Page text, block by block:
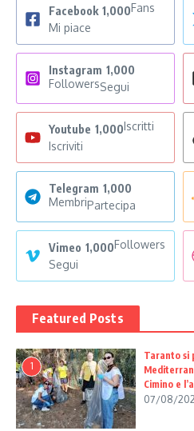
Facebook 1,000Fans
Mi piace
Instagram 1,000
FollowersSegui
Youtube 1,000Iscritti
Iscriviti
Telegram 1,000
MembriPartecipa
Vimeo 1,000Followers
Segui
Featured Posts
1
Taranto si
Cimino e
07/08/